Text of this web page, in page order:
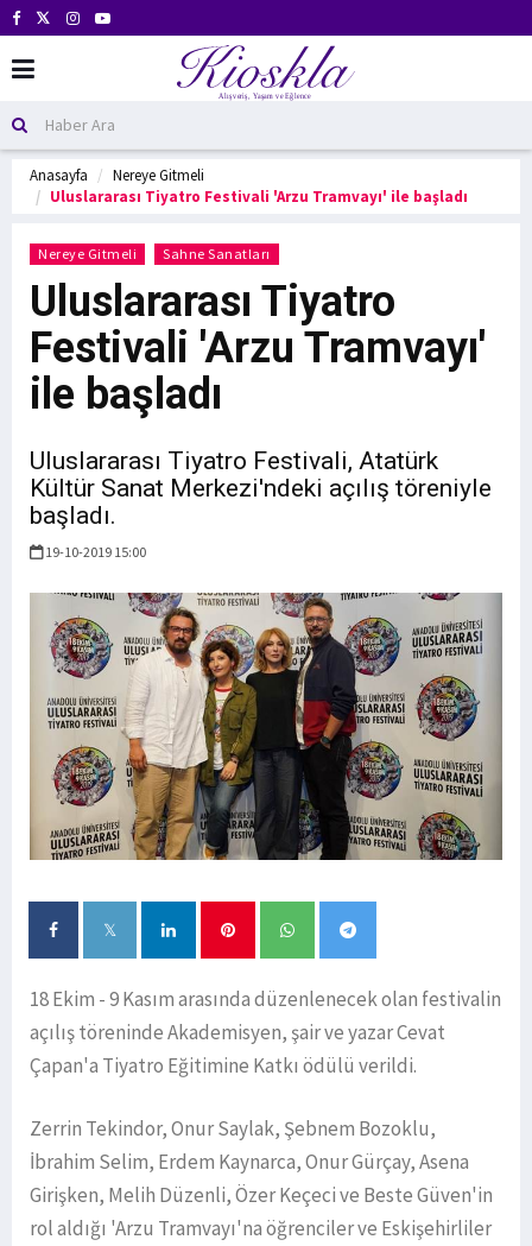
Anasayfa
Nereye Gitmeli
Uluslararası Tiyatro Festivali 'Arzu Tramvayı' ile başladı
Nereye Gitmeli Sahne Sanatları
Uluslararası Tiyatro
Festivali 'Arzu Tramvayı'
ile başladı
Uluslararası Tiyatro Festivali, Atatürk
Kültür Sanat Merkezi'ndeki açılış töreniyle
başladı.
19-10-2019 15:00
18 Ekim - 9 Kasım arasında düzenlenecek olan festivalin
açılış töreninde Akademisyen, şair ve yazar Cevat
Çapan'a Tiyatro Eğitimine Katkı ödülü verildi.
Zerrin Tekindor, Onur Saylak, Şebnem Bozoklu,
İbrahim Selim, Erdem Kaynarca, Onur Gürçay, Asena
Girişken, Melih Düzenli, Özer Keçeci ve Beste Güven'in
rol aldığı 'Arzu Tramvayı'na öğrenciler ve Eskişehirliler